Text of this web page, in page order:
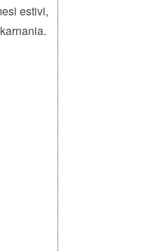
estivi,